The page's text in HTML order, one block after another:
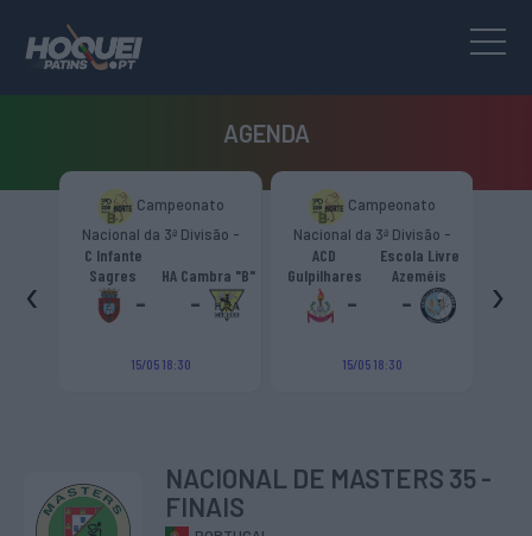
AGENDA
Campeonato
Nacional da 3ª Divisão -
Zona Norte “B”
C Infante
Sagres
-
HA Cambra "B"
-
15/05 18:30
Campeonato
Nacional da 3ª Divisão -
Zona Norte “B”
ACD
Gulpilhares
-
Escola Livre
Azeméis
-
15/05 18:30
‹ ›
NACIONAL DE MASTERS 35 -
FINAIS